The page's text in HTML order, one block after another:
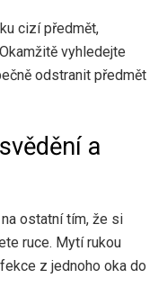
cizí předmět,
vyhledejte
odstranit předmět
a
ostatní tím, že si
ruce. Mytí rukou
z jednoho oka do